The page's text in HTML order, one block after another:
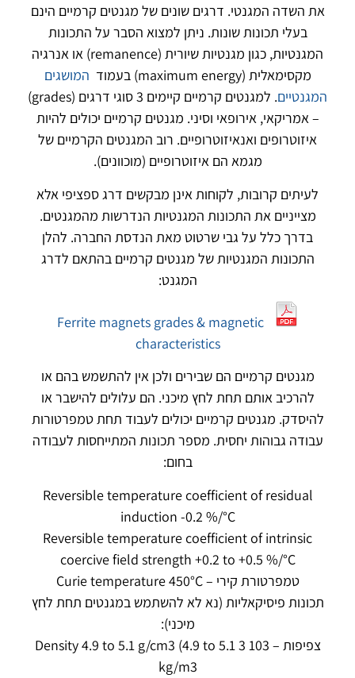
את השדה המגנטי. דרגים שונים של מגנטים קרמיים הינם
בעלי תכונות שונות. ניתן למצוא הסבר על התכונות
המגנטיות, כגון מגנטיות שיורית (remanence) או אנרגיה
מקסימאלית (maximum energy) בעמוד
המושגים
המגנטיים
. למגנטים קרמיים קיימים 3 סוגי דרגים (grades)
– אמריקאי, אירופאי וסיני. מגנטים קרמיים יכולים להיות
איזוטרופים ואנאיזוטרופיים. רוב המגנטים הקרמיים של
מגמא הם איזוטרופיים (מוכוונים).
לעיתים קרובות, לקוחות אינן מבקשים דרג ספציפי אלא
מצייניים את התכונות המגנטיות הנדרשות מהמגנטים.
בדרך כלל על גבי שרטוט מאת הנדסת החברה. להלן
התכונות המגנטיות של מגנטים קרמיים בהתאם לדרג
המגנט:
Ferrite magnets grades & magnetic
characteristics
מגנטים קרמיים הם שבירים ולכן אין להתשמש בהם או
להרכיב אותם תחת לחץ מיכני. הם עלולים להישבר או
להיסדק. מגנטים קרמיים יכולים לעבוד תחת טמפרטורות
עבודה גבוהות יחסית. מספר תכונות המתייחסות לעבודה
בחום:
Reversible temperature coefficient of residual
induction -0.2 %/°C
Reversible temperature coefficient of intrinsic
coercive field strength +0.2 to +0.5 %/°C
טמפרטורת קירי – Curie temperature 450°C
תכונות פיסיקאליות (נא לא להשתמש במגנטים תחת לחץ
מיכני):
צפיפות – Density 4.9 to 5.1 g/cm3 (4.9 to 5.1 3 103
kg/m3